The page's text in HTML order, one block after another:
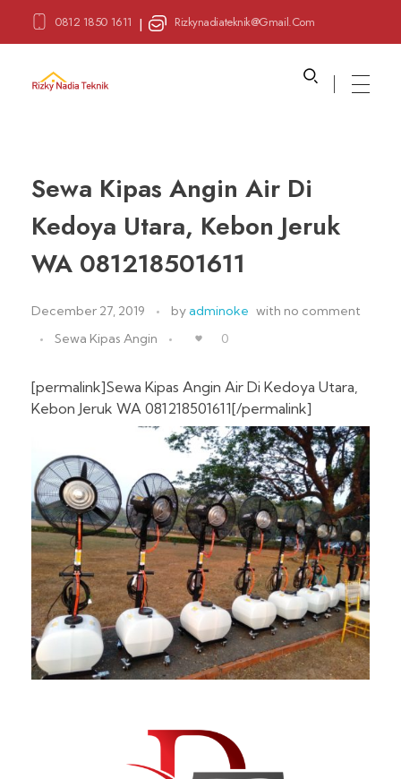
0812 1850 1611 | Rizkynadiateknik@gmail.com
Sewa Kipas Angin Air Di
Kedoya Utara, Kebon Jeruk
WA 081218501611
December 27, 2019 byadminoke with no comment
Sewa Kipas Angin
0
[permalink]Sewa Kipas Angin Air Di Kedoya Utara,
Kebon Jeruk WA 081218501611[/permalink]